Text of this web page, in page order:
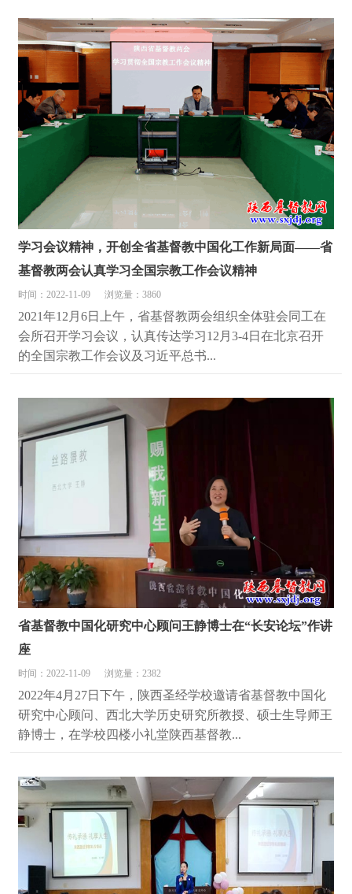
学习会议精神，开创全省基督教中国化工作新局面——省
基督教两会认真学习全国宗教工作会议精神
时间：2022-11-09 浏览量：3860
2021年12月6日上午，省基督教两会组织全体驻会同工在
会所召开学习会议，认真传达学习12月3-4日在北京召开
的全国宗教工作会议及习近平总书...
省基督教中国化研究中心顾问王静博士在“长安论坛”作讲
座
时间：2022-11-09 浏览量：2382
2022年4月27日下午，陕西圣经学校邀请省基督教中国化
研究中心顾问、西北大学历史研究所教授、硕士生导师王
静博士，在学校四楼小礼堂陕西基督教...